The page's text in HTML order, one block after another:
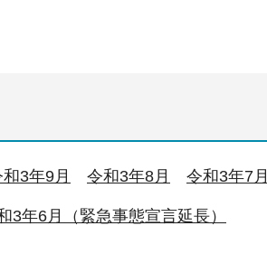
3年9月 令和3年8月 令和3年7月
3年6月（緊急事態宣言延長）